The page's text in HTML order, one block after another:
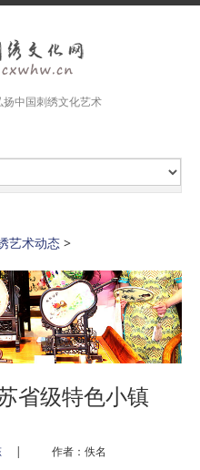
中国刺绣文化艺术
艺术动态 >
省级特色小镇
| 作者：佚名